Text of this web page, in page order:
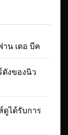
น เดอ บีค
งของนิว
ได้รับการ